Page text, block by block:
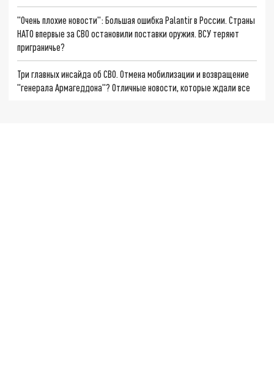
"Очень плохие новости": Большая ошибка Palantir в России. Страны
НАТО впервые за СВО остановили поставки оружия. ВСУ теряют
приграничье?
Три главных инсайда об СВО. Отмена мобилизации и возвращение
"генерала Армагеддона"? Отличные новости, которые ждали все